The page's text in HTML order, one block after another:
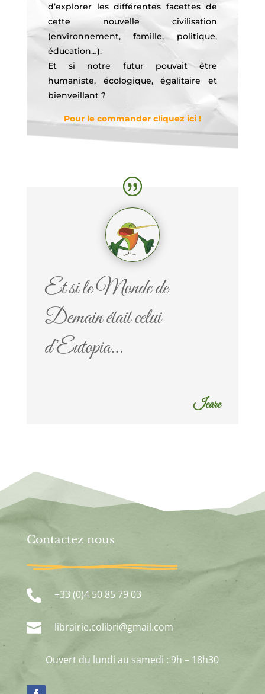
d’explorer les différentes facettes de
cette nouvelle civilisation
(environnement, famille, politique,
éducation…).
Et si notre futur pouvait être
humaniste, écologique, égalitaire et
bienveillant ?
Pour le commander cliquez ici !
Et si le Monde de
Demain était celui
d’Eutopia…
Icare
Contactez nous
 +33 (0)4 50 85 79 03
 librairie.colibri@gmail.com
Ouvert du lundi au samedi : 9h – 18h30